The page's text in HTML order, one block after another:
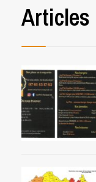
Articles